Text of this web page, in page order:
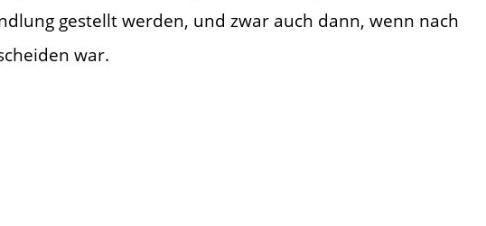
gestellt werden, und zwar auch dann, wenn nach
war.